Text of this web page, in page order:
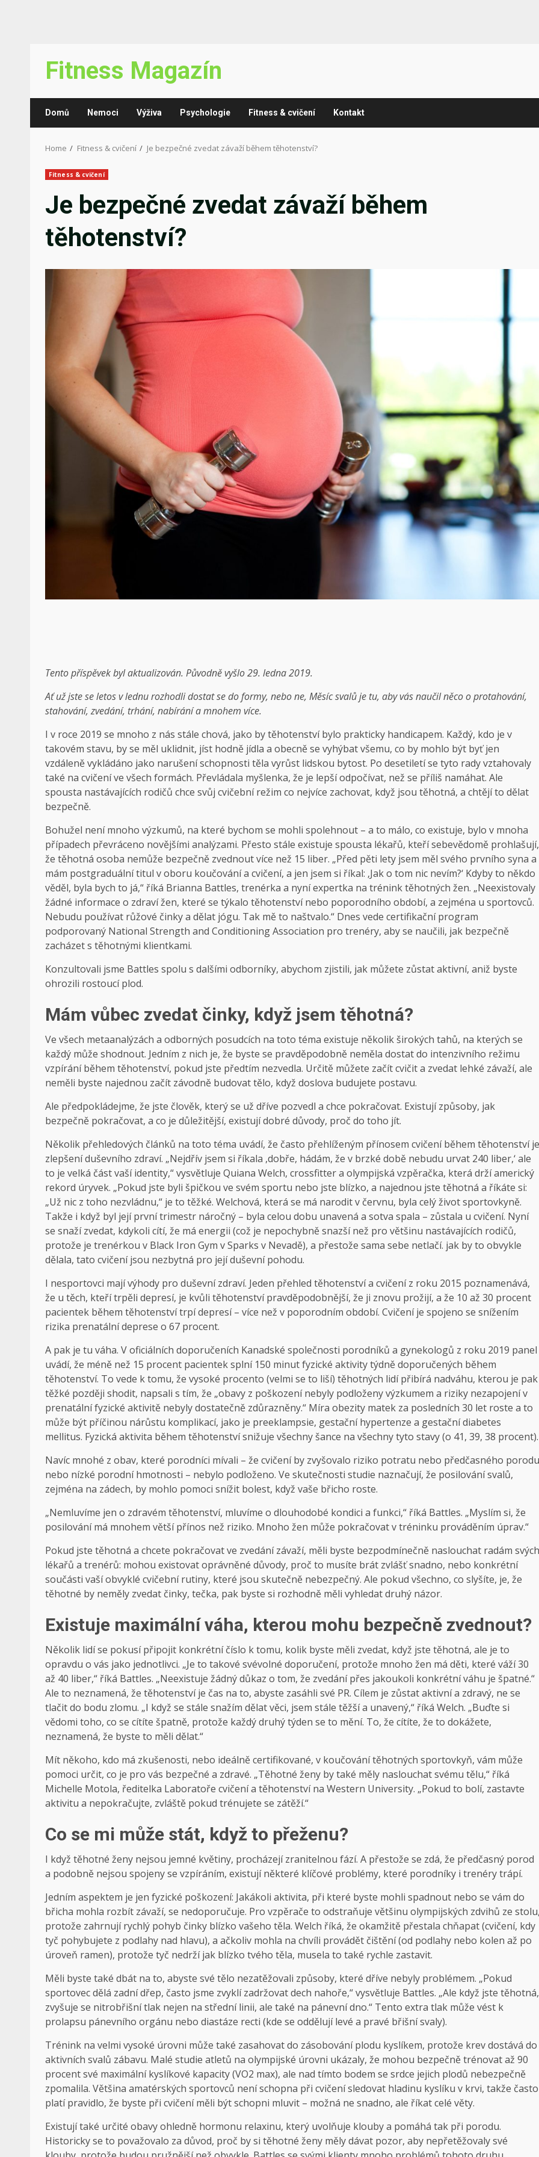
content
Fitness Magazín
Domů Nemoci Výživa Psychologie Fitness & cvičení Kontakt
Home Fitness & cvičení Je bezpečné zvedat závaží během těhotenství?
Fitness & cvičení
Je bezpečné zvedat závaží během
těhotenství?
Tento příspěvek byl aktualizován. Původně vyšlo 29. ledna 2019.
Ať už jste se letos v lednu rozhodli dostat se do formy, nebo ne, Měsíc svalů je tu, aby vás naučil něco o protahování,
stahování, zvedání, trhání, nabírání a mnohem více.
I v roce 2019 se mnoho z nás stále chová, jako by těhotenství bylo prakticky handicapem. Každý, kdo je v
takovém stavu, by se měl uklidnit, jíst hodně jídla a obecně se vyhýbat všemu, co by mohlo být byť jen
vzdáleně vykládáno jako narušení schopnosti těla vyrůst lidskou bytost. Po desetiletí se tyto rady vztahovaly
také na cvičení ve všech formách. Převládala myšlenka, že je lepší odpočívat, než se příliš namáhat. Ale
spousta nastávajících rodičů chce svůj cvičební režim co nejvíce zachovat, když jsou těhotná, a chtějí to dělat
bezpečně.
Bohužel není mnoho výzkumů, na které bychom se mohli spolehnout – a to málo, co existuje, bylo v mnoha
případech převráceno novějšími analýzami. Přesto stále existuje spousta lékařů, kteří sebevědomě prohlašují,
že těhotná osoba nemůže bezpečně zvednout více než 15 liber. „Před pěti lety jsem měl svého prvního syna a
mám postgraduální titul v oboru koučování a cvičení, a jen jsem si říkal: ‚Jak o tom nic nevím?‘ Kdyby to někdo
věděl, byla bych to já,“ říká Brianna Battles, trenérka a nyní expertka na trénink těhotných žen. „Neexistovaly
žádné informace o zdraví žen, které se týkalo těhotenství nebo poporodního období, a zejména u sportovců.
Nebudu používat růžové činky a dělat jógu. Tak mě to naštvalo.“ Dnes vede certifikační program
podporovaný National Strength and Conditioning Association pro trenéry, aby se naučili, jak bezpečně
zacházet s těhotnými klientkami.
Konzultovali jsme Battles spolu s dalšími odborníky, abychom zjistili, jak můžete zůstat aktivní, aniž byste
ohrozili rostoucí plod.
Mám vůbec zvedat činky, když jsem těhotná?
Ve všech metaanalýzách a odborných posudcích na toto téma existuje několik širokých tahů, na kterých se
každý může shodnout. Jedním z nich je, že byste se pravděpodobně neměla dostat do intenzivního režimu
vzpírání během těhotenství, pokud jste předtím nezvedla. Určitě můžete začít cvičit a zvedat lehké závaží, ale
neměli byste najednou začít závodně budovat tělo, když doslova budujete postavu.
Ale předpokládejme, že jste člověk, který se už dříve pozvedl a chce pokračovat. Existují způsoby, jak
bezpečně pokračovat, a co je důležitější, existují dobré důvody, proč do toho jít.
Několik přehledových článků na toto téma uvádí, že často přehlíženým přínosem cvičení během těhotenství je
zlepšení duševního zdraví. „Nejdřív jsem si říkala ,dobře, hádám, že v brzké době nebudu urvat 240 liber,‘ ale
to je velká část vaší identity,“ vysvětluje Quiana Welch, crossfitter a olympijská vzpěračka, která drží americký
rekord úryvek. „Pokud jste byli špičkou ve svém sportu nebo jste blízko, a najednou jste těhotná a říkáte si:
„Už nic z toho nezvládnu,“ je to těžké. Welchová, která se má narodit v červnu, byla celý život sportovkyně.
Takže i když byl její první trimestr náročný – byla celou dobu unavená a sotva spala – zůstala u cvičení. Nyní
se snaží zvedat, kdykoli cítí, že má energii (což je nepochybně snazší než pro většinu nastávajících rodičů,
protože je trenérkou v Black Iron Gym v Sparks v Nevadě), a přestože sama sebe netlačí. jak by to obvykle
dělala, tato cvičení jsou nezbytná pro její duševní pohodu.
I nesportovci mají výhody pro duševní zdraví. Jeden přehled těhotenství a cvičení z roku 2015 poznamenává,
že u těch, kteří trpěli depresí, je kvůli těhotenství pravděpodobnější, že ji znovu prožijí, a že 10 až 30 procent
pacientek během těhotenství trpí depresí – více než v poporodním období. Cvičení je spojeno se snížením
rizika prenatální deprese o 67 procent.
A pak je tu váha. V oficiálních doporučeních Kanadské společnosti porodníků a gynekologů z roku 2019 panel
uvádí, že méně než 15 procent pacientek splní 150 minut fyzické aktivity týdně doporučených během
těhotenství. To vede k tomu, že vysoké procento (velmi se to liší) těhotných lidí přibírá nadváhu, kterou je pak
těžké později shodit, napsali s tím, že „obavy z poškození nebyly podloženy výzkumem a riziky nezapojení v
prenatální fyzické aktivitě nebyly dostatečně zdůrazněny.“ Míra obezity matek za posledních 30 let roste a to
může být příčinou nárůstu komplikací, jako je preeklampsie, gestační hypertenze a gestační diabetes
mellitus. Fyzická aktivita během těhotenství snižuje všechny šance na všechny tyto stavy (o 41, 39, 38 procent).
Navíc mnohé z obav, které porodníci mívali – že cvičení by zvyšovalo riziko potratu nebo předčasného porodu
nebo nízké porodní hmotnosti – nebylo podloženo. Ve skutečnosti studie naznačují, že posilování svalů,
zejména na zádech, by mohlo pomoci snížit bolest, když vaše břicho roste.
„Nemluvíme jen o zdravém těhotenství, mluvíme o dlouhodobé kondici a funkci,“ říká Battles. „Myslím si, že
posilování má mnohem větší přínos než riziko. Mnoho žen může pokračovat v tréninku prováděním úprav.“
Pokud jste těhotná a chcete pokračovat ve zvedání závaží, měli byste bezpodmínečně naslouchat radám svých
lékařů a trenérů: mohou existovat oprávněné důvody, proč to musíte brát zvlášť snadno, nebo konkrétní
součásti vaší obvyklé cvičební rutiny, které jsou skutečně nebezpečný. Ale pokud všechno, co slyšíte, je, že
těhotné by neměly zvedat činky, tečka, pak byste si rozhodně měli vyhledat druhý názor.
Existuje maximální váha, kterou mohu bezpečně zvednout?
Několik lidí se pokusí připojit konkrétní číslo k tomu, kolik byste měli zvedat, když jste těhotná, ale je to
opravdu o vás jako jednotlivci. „Je to takové svévolné doporučení, protože mnoho žen má děti, které váží 30
až 40 liber,“ říká Battles. „Neexistuje žádný důkaz o tom, že zvedání přes jakoukoli konkrétní váhu je špatné.“
Ale to neznamená, že těhotenství je čas na to, abyste zasáhli své PR. Cílem je zůstat aktivní a zdravý, ne se
tlačit do bodu zlomu. „I když se stále snažím dělat věci, jsem stále těžší a unavený,“ říká Welch. „Buďte si
vědomi toho, co se cítíte špatně, protože každý druhý týden se to mění. To, že cítíte, že to dokážete,
neznamená, že byste to měli dělat.“
Mít někoho, kdo má zkušenosti, nebo ideálně certifikované, v koučování těhotných sportovkyň, vám může
pomoci určit, co je pro vás bezpečné a zdravé. „Těhotné ženy by také měly naslouchat svému tělu,“ říká
Michelle Motola, ředitelka Laboratoře cvičení a těhotenství na Western University. „Pokud to bolí, zastavte
aktivitu a nepokračujte, zvláště pokud trénujete se zátěží.“
Co se mi může stát, když to přeženu?
I když těhotné ženy nejsou jemné květiny, procházejí zranitelnou fází. A přestože se zdá, že předčasný porod
a podobně nejsou spojeny se vzpíráním, existují některé klíčové problémy, které porodníky i trenéry trápí.
Jedním aspektem je jen fyzické poškození: Jakákoli aktivita, při které byste mohli spadnout nebo se vám do
břicha mohla rozbít závaží, se nedoporučuje. Pro vzpěrače to odstraňuje většinu olympijských zdvihů ze
protože zahrnují rychlý pohyb činky blízko vašeho těla. Welch říká, že okamžitě přestala chňapat (cvičení, kdy
tyč pohybujete z podlahy nad hlavu), a ačkoliv mohla na chvíli provádět čištění (od podlahy nebo kolen až po
úroveň ramen), protože tyč nedrží jak blízko tvého těla, musela to také rychle zastavit.
Měli byste také dbát na to, abyste své tělo nezatěžovali způsoby, které dříve nebyly problémem. „Pokud
sportovec dělá zadní dřep, často jsme zvyklí zadržovat dech nahoře,“ vysvětluje Battles. „Ale když jste těhotná,
zvyšuje se nitrobřišní tlak nejen na střední linii, ale také na pánevní dno.“ Tento extra tlak může vést k
prolapsu pánevního orgánu nebo diastáze recti (kde se oddělují levé a pravé břišní svaly).
Trénink na velmi vysoké úrovni může také zasahovat do zásobování plodu kyslíkem, protože krev dostává do
aktivních svalů zábavu. Malé studie atletů na olympijské úrovni ukázaly, že mohou bezpečně trénovat až 90
procent své maximální kyslíkové kapacity (VO2 max), ale nad tímto bodem se srdce jejich plodů nebezpečně
zpomalila. Většina amatérských sportovců není schopna při cvičení sledovat hladinu kyslíku v krvi, takže často
platí pravidlo, že byste při cvičení měli být schopni mluvit – možná ne snadno, ale říkat celé věty.
Existují také určité obavy ohledně hormonu relaxinu, který uvolňuje klouby a pomáhá tak při porodu.
Historicky se to považovalo za důvod, proč by si těhotné ženy měly dávat pozor, aby nepřetěžovaly své